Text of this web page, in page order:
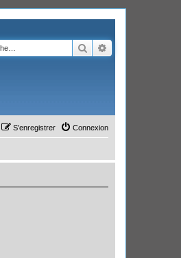
Rechercher
Connexion
S’enregistrer